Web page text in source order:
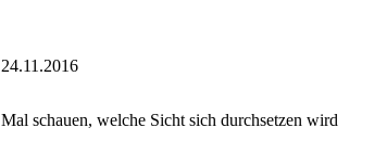
24.11.2016
Mal schauen, welche Sicht sich durchsetzen wird